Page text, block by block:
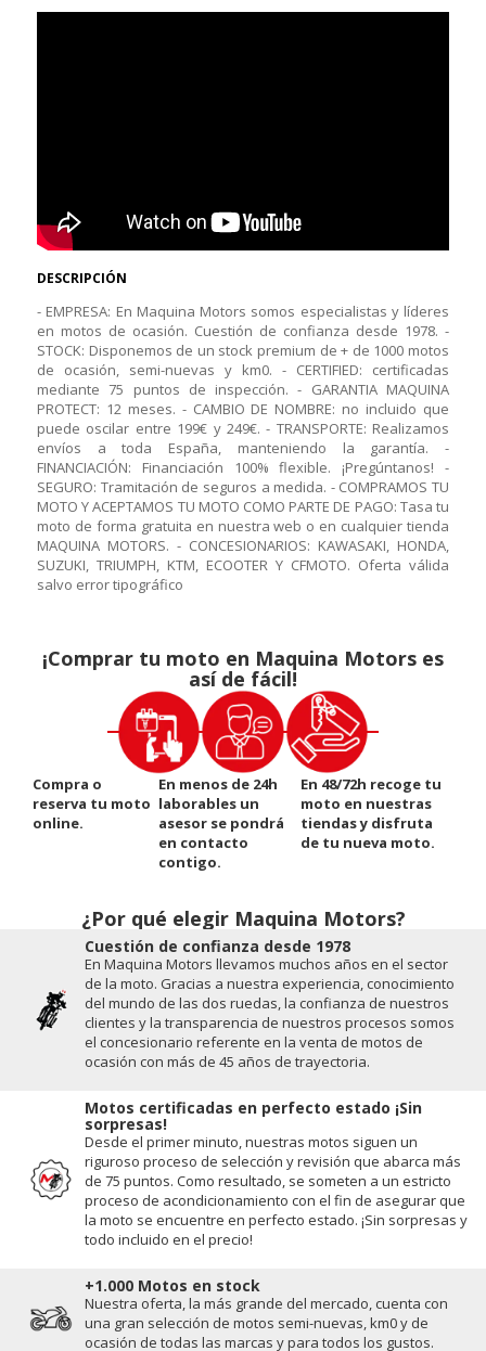
DESCRIPCIÓN
- EMPRESA: En Maquina Motors somos especialistas y líderes
en motos de ocasión. Cuestión de confianza desde 1978. -
STOCK: Disponemos de un stock premium de + de 1000 motos
de ocasión, semi-nuevas y km0. - CERTIFIED: certificadas
mediante 75 puntos de inspección. - GARANTIA MAQUINA
PROTECT: 12 meses. - CAMBIO DE NOMBRE: no incluido que
puede oscilar entre 199€ y 249€. - TRANSPORTE: Realizamos
envíos a toda España, manteniendo la garantía. -
FINANCIACIÓN: Financiación 100% flexible. ¡Pregúntanos! -
SEGURO: Tramitación de seguros a medida. - COMPRAMOS TU
MOTO Y ACEPTAMOS TU MOTO COMO PARTE DE PAGO: Tasa tu
moto de forma gratuita en nuestra web o en cualquier tienda
MAQUINA MOTORS. - CONCESIONARIOS: KAWASAKI, HONDA,
SUZUKI, TRIUMPH, KTM, ECOOTER Y CFMOTO. Oferta válida
salvo error tipográfico
¡Comprar tu moto en Maquina Motors es
así de fácil!
Compra o
reserva tu moto
online.
En menos de 24h
laborables un
asesor se pondrá
en contacto
contigo.
En 48/72h recoge tu
moto en nuestras
tiendas y disfruta
de tu nueva moto.
¿Por qué elegir Maquina Motors?
Cuestión de conﬁanza desde 1978
En Maquina Motors llevamos muchos años en el sector
de la moto. Gracias a nuestra experiencia, conocimiento
del mundo de las dos ruedas, la conﬁanza de nuestros
clientes y la transparencia de nuestros procesos somos
el concesionario referente en la venta de motos de
ocasión con más de 45 años de trayectoria.
Motos certificadas en perfecto estado ¡Sin
sorpresas!
Desde el primer minuto, nuestras motos siguen un
riguroso proceso de selección y revisión que abarca más
de 75 puntos. Como resultado, se someten a un estricto
proceso de acondicionamiento con el fin de asegurar que
la moto se encuentre en perfecto estado. ¡Sin sorpresas y
todo incluido en el precio!
+1.000 Motos en stock
Nuestra oferta, la más grande del mercado, cuenta con
una gran selección de motos semi-nuevas, km0 y de
ocasión de todas las marcas y para todos los gustos.